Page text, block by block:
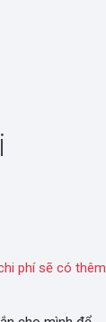
phí sẽ có thêm